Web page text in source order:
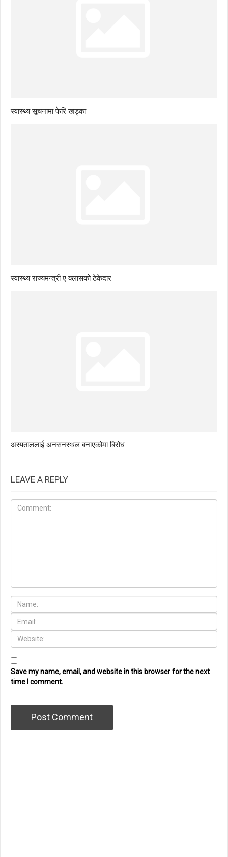
स्वास्थ्य सूचनामा फेरि खड्का
स्वास्थ्य राज्यमन्त्री ए क्लासको ठेकेदार
अस्पताललाई अनसनस्थल बनाएकोमा बिरोध
LEAVE A REPLY
Save my name, email, and website in this browser for the next
time I comment.